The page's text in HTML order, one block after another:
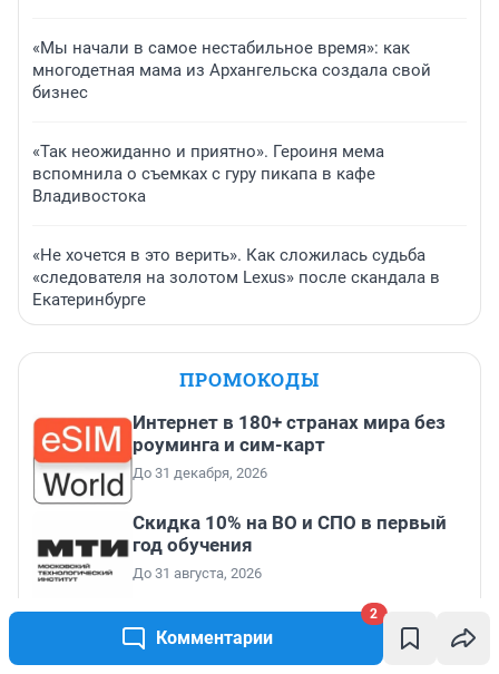
Комментарии
2
«Мы начали в самое нестабильное время»: как
многодетная мама из Архангельска создала свой
бизнес
«Так неожиданно и приятно». Героиня мема
вспомнила о съемках с гуру пикапа в кафе
Владивостока
«Не хочется в это верить». Как сложилась судьба
«следователя на золотом Lexus» после скандала в
Екатеринбурге
ПРОМОКОДЫ
Интернет в 180+ странах мира без
роуминга и сим-карт
До 31 декабря, 2026
Скидка 10% на ВО и СПО в первый
год обучения
До 31 августа, 2026
Скидка 6 000 ₽ от 10 000 ₽, 10 000 ₽
от 15 000 ₽, 20 000 ₽ от 30 000 ₽ и
35 000 ₽ от 50 000 ₽ на первый и